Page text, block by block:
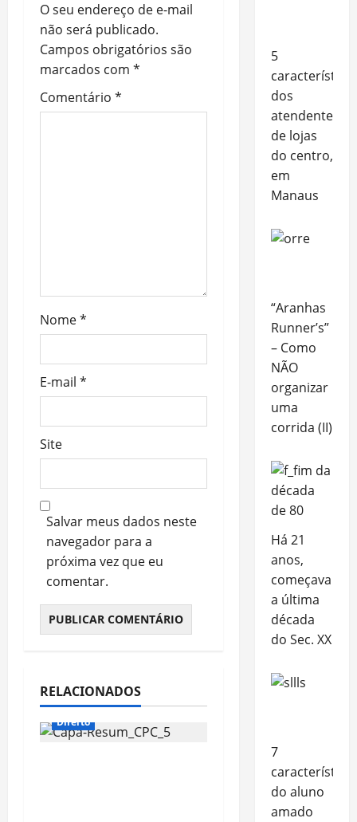
O seu endereço de e-mail
não será publicado.
Campos obrigatórios são
marcados com *
Comentário *
Nome*
E-mail *
Site
Salvar meus dados neste
navegador para a
próxima vez que eu
comentar.
RELACIONADOS
Direito
5
dos
atendentes
de lojas
do centro,
em
Manaus
“Aranhas
Runner’s”
– Como
NÃO
organizar
uma
corrida (II)
Há 21
anos,
começava
a última
década
do Sec. XX
7
do aluno
amado